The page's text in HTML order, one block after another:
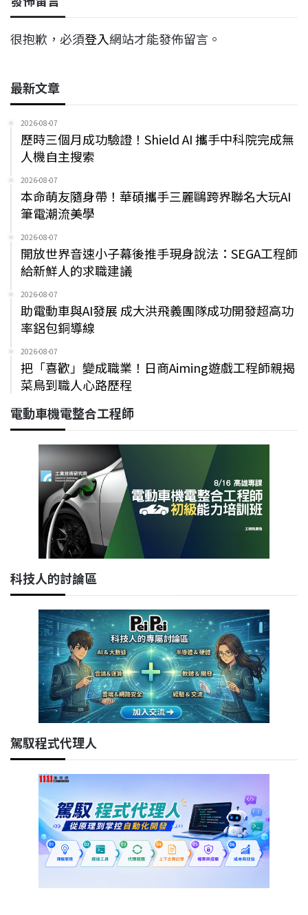
很抱歉，必須登入網站才能發佈留言。
最新文章
2026-08-07
歷時三個月成功驗證！Shield AI 攜手中科院完成無
人機自主搜索
2026-08-07
本命萌友隨身帶！華碩攜手三麗鷗跨界聯名大玩AI
筆電潮流美學
2026-08-07
開放世界音速小子幕後推手現身說法：SEGA工程師
給新鮮人的求職建議
2026-08-07
助電動車與AI發展 成大洪飛義團隊成功開發超高功
率鋁包銅導線
2026-08-07
把「喜歡」變成職業！日商Aiming遊戲工程師親揭
菜鳥到職人心路歷程
電動車機電整合工程師
科技人的討論區
駕馭程式代理人